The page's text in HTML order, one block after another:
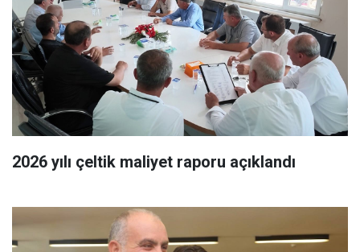
2026 yılı çeltik maliyet raporu açıklandı